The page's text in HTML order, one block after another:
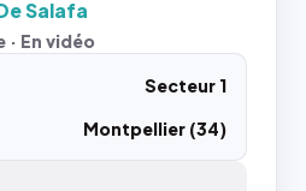
Salafa
En vidéo
Secteur 1
Montpellier (34)